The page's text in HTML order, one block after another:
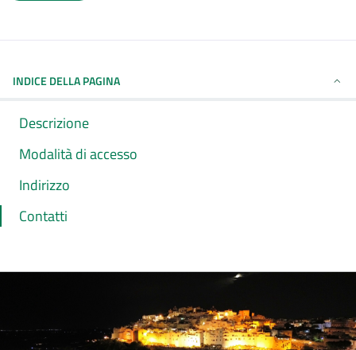
INDICE DELLA PAGINA
Descrizione
Modalità di accesso
Indirizzo
Contatti